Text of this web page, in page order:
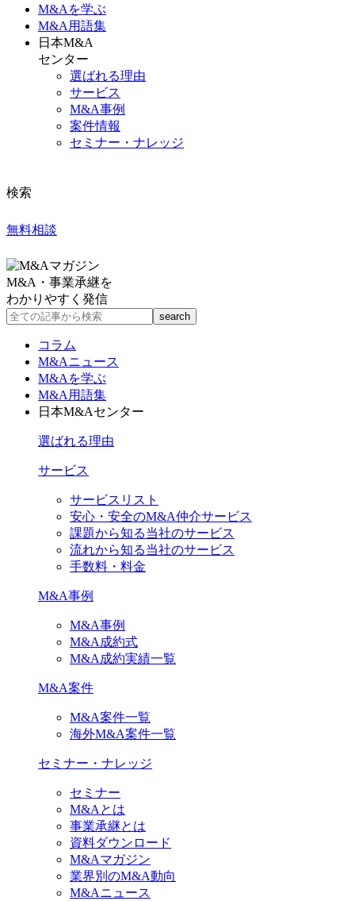
M&Aを学ぶ
M&A 用語集
日本M&A
センター
選ばれる理由
サービス
M&A事例
案件情報
セミナー・ナレッジ
検索
無料相談
M&A・事業承継を
わかりやすく発信
コラム
M&Aニュース
M&Aを学ぶ
M&A用語集
日本M&Aセンター
選ばれる理由
サービス
サービスリスト
安心・安全のM&A仲介サービス
課題から知る当社のサービス
流れから知る当社のサービス
手数料・料金
M&A事例
M&A事例
M&A成約式
M&A成約実績一覧
M&A案件
M&A案件一覧
海外M&A案件一覧
セミナー・ナレッジ
セミナー
M&Aとは
事業承継とは
資料ダウンロード
M&Aマガジン
業界別のM&A動向
M&Aニュース